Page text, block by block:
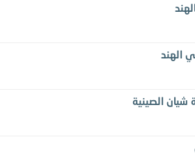
الهند
شيان الصينية